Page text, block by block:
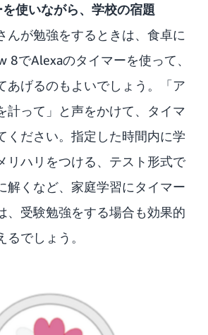
使いながら、学校の宿題
んが勉強をするときは、食卓に
8でAlexaのタイマーを使って、
あげるのもよいでしょう。「ア
計って」と声をかけて、タイマ
ください。指定した時間内に学
リハリをつける、テスト形式で
解くなど、家庭学習にタイマー
、受験勉強をする場合も効果的
でしょう。